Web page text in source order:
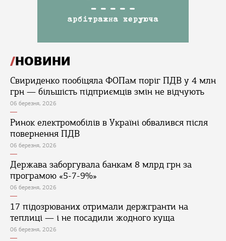
НОВИНИ
Свириденко пообіцяла ФОПам поріг ПДВ у 4 млн
грн — більшість підприємців змін не відчують
06 березня, 2026
Ринок електромобілів в Україні обвалився після
повернення ПДВ
06 березня, 2026
Держава заборгувала банкам 8 млрд грн за
програмою «5-7-9%»
06 березня, 2026
17 підозрюваних отримали держгранти на
теплиці — і не посадили жодного куща
06 березня, 2026